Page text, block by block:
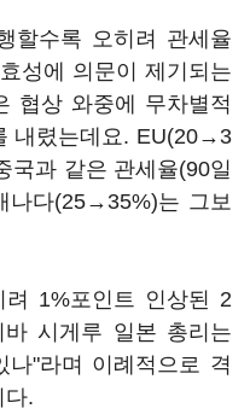
할수록 오히려 관세율
성에 의문이 제기되는
협상 와중에 무차별적
내렸는데요. EU(20→3
과 같은 관세율(90일
나다(25→35%)는 그보
1%포인트 인상된 2
시게루 일본 총리는
"라며 이례적으로 격
다.